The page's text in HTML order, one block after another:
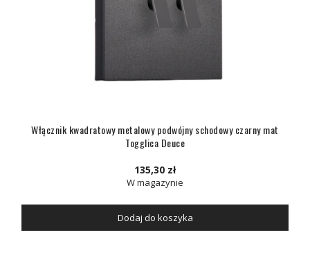
Włącznik kwadratowy metalowy podwójny schodowy czarny mat
Togglica Deuce
135,30 zł
W magazynie
Dodaj do koszyka